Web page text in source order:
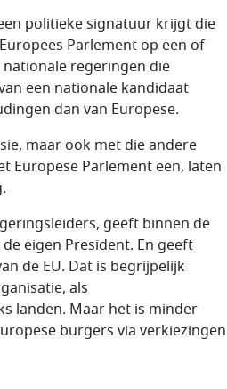
politieke signatuur krijgt die
Parlement op een of
regeringen die
een nationale kandidaat
dan van Europese.
maar ook met die andere
Europese Parlement een, laten
geeft binnen de
eigen President. En geeft
de EU. Dat is begrijpelijk
als
landen. Maar het is minder
burgers via verkiezingen